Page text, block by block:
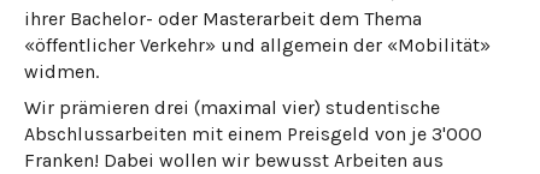
ihrer Bachelor- oder Masterarbeit dem Thema
«öffentlicher Verkehr» und allgemein der «Mobilität»
widmen.
Wir prämieren drei (maximal vier) studentische
Abschlussarbeiten mit einem Preisgeld von je 3'000
Franken! Dabei wollen wir bewusst Arbeiten aus